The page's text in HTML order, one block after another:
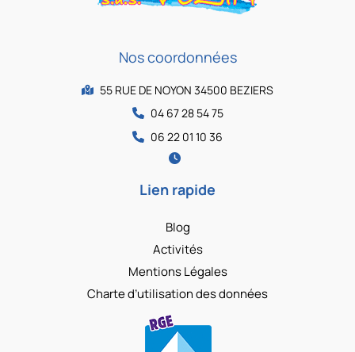
Nos coordonnées
55 RUE DE NOYON 34500 BEZIERS
04 67 28 54 75
06 22 01 10 36
Lien rapide
Blog
Activités
Mentions Légales
Charte d’utilisation des données